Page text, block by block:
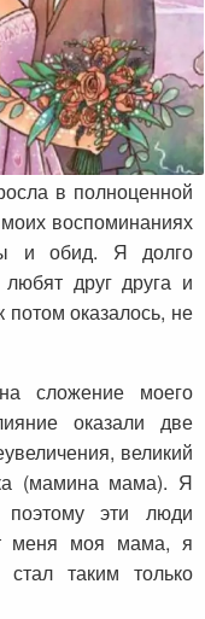
в полноценной
воспоминаниях
и обид. Я долго
друг друга и
потом оказалось, не
сложение моего
оказали две
великий
(мамина мама). Я
эти люди
меня моя мама, я
таким только